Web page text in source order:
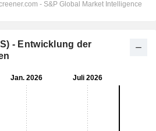
- Entwicklung der